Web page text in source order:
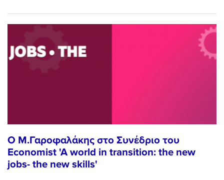
O M.Γαρoφαλάκης στο Συνέδριο του
Economist 'A world in transition: the new
jobs- the new skills'